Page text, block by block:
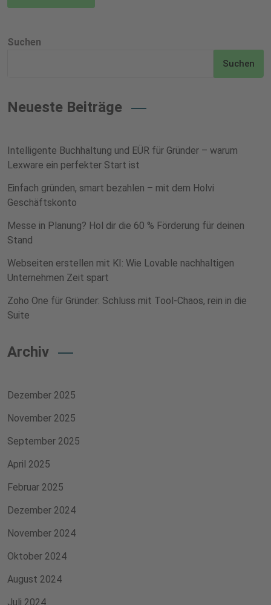
Suchen
Suchen
Neueste Beiträge
Intelligente Buchhaltung und EÜR für Gründer – warum
Lexware ein perfekter Start ist
Einfach gründen, smart bezahlen – mit dem Holvi
Geschäftskonto
Messe in Planung? Hol dir die 60 % Förderung für deinen
Stand
Webseiten erstellen mit KI: Wie Lovable nachhaltigen
Unternehmen Zeit spart
Zoho One für Gründer: Schluss mit Tool-Chaos, rein in die
Suite
Archiv
Dezember 2025
November 2025
September 2025
April 2025
Februar 2025
Dezember 2024
November 2024
Oktober 2024
August 2024
Juli 2024